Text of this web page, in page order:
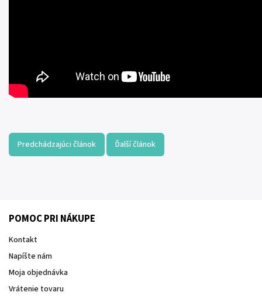
Predchádzajúci článok Ďalší článok
POMOC PRI NÁKUPE
Kontakt
Napíšte nám
Moja objednávka
Vrátenie tovaru